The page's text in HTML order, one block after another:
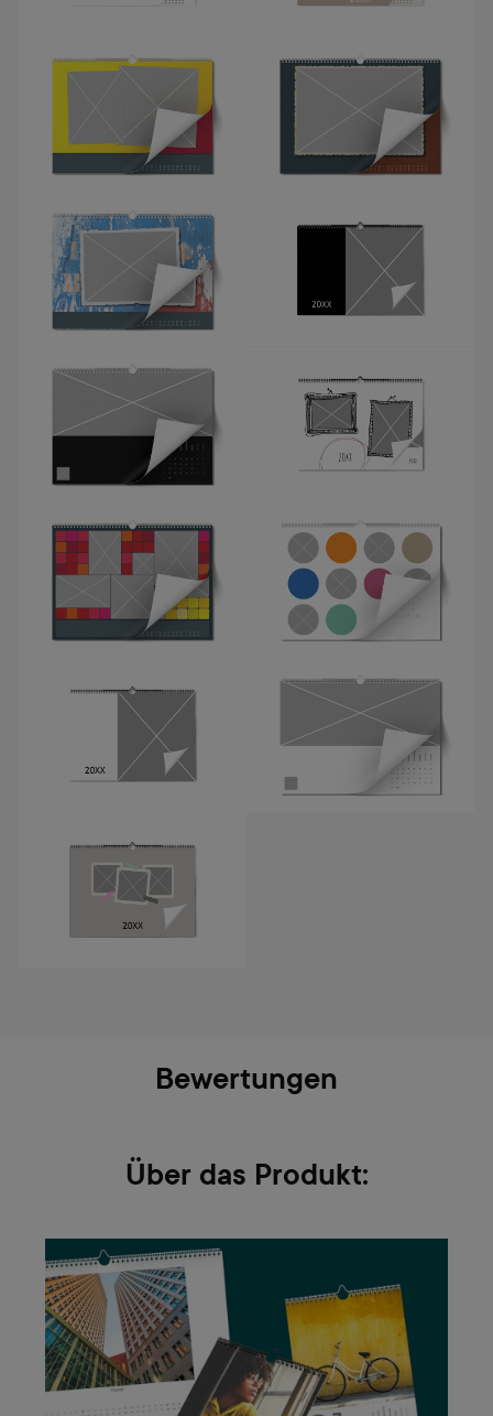
Bewertungen
Über das Produkt: